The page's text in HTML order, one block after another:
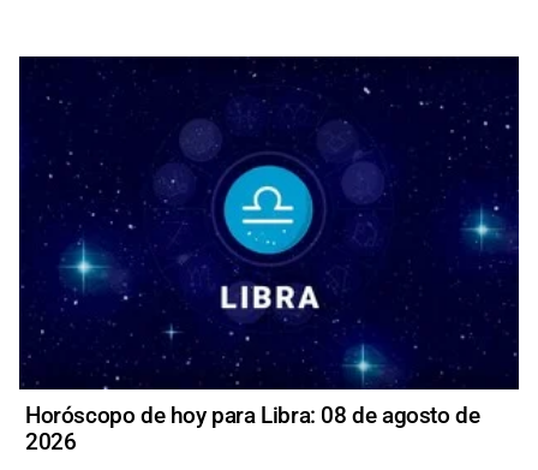
Horóscopo de hoy para Libra: 08 de agosto de
2026